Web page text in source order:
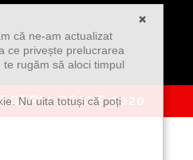
LOCALE 2020
×
că ne-am actualizat
ce privește prelucrarea
rugăm să aloci timpul
Nu uita totuși că poți